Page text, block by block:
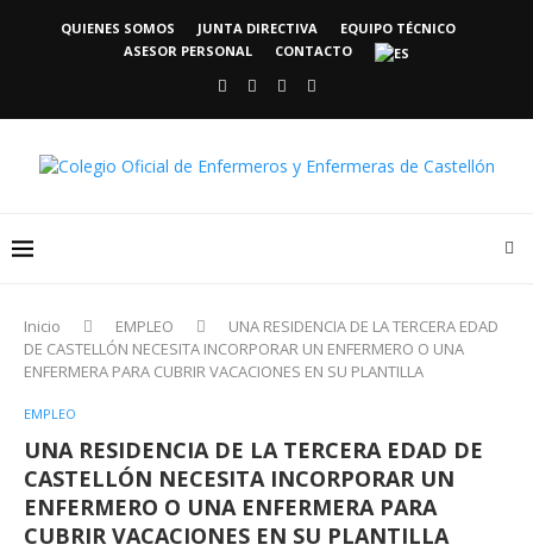
QUIENES SOMOS JUNTA DIRECTIVA
EQUIPO TÉCNICO
ASESOR PERSONAL
CONTACTO
Inicio EMPLEO
UNA RESIDENCIA DE LA TERCERA EDAD
DE CASTELLÓN NECESITA INCORPORAR UN ENFERMERO O UNA
ENFERMERA PARA CUBRIR VACACIONES EN SU PLANTILLA
EMPLEO
UNA RESIDENCIA DE LA TERCERA EDAD DE
CASTELLÓN NECESITA INCORPORAR UN
ENFERMERO O UNA ENFERMERA PARA
CUBRIR VACACIONES EN SU PLANTILLA